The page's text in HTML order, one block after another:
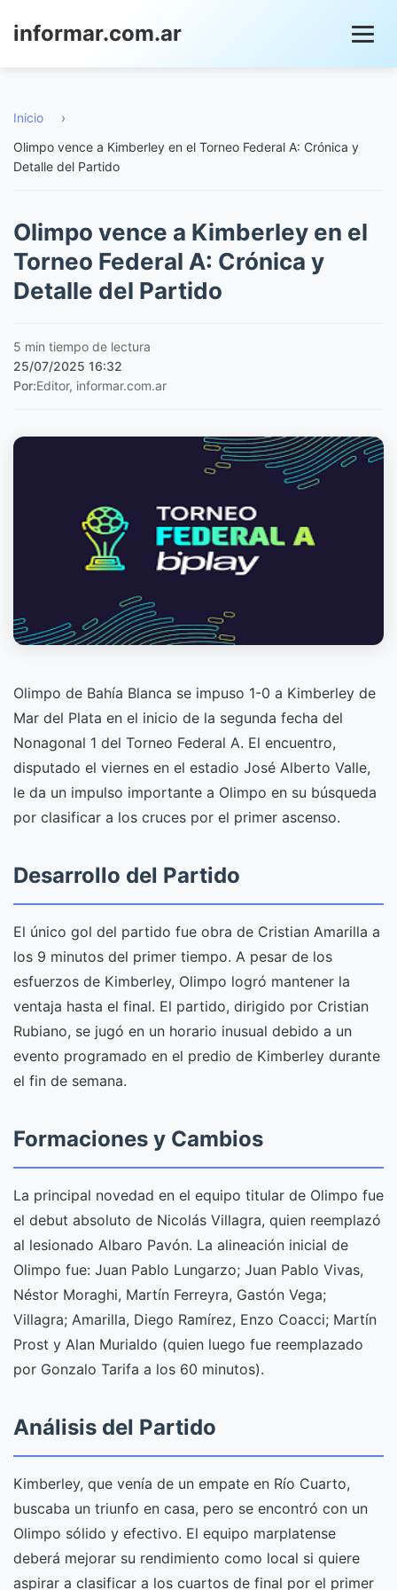
informar.com.ar
Inicio
›
Olimpo vence a Kimberley en el Torneo Federal A: Crónica y
Detalle del Partido
Olimpo vence a Kimberley en el
Torneo Federal A: Crónica y
Detalle del Partido
5 min tiempo de lectura
25/07/2025 16:32
Por:Editor, informar.com.ar
Olimpo de Bahía Blanca se impuso 1-0 a Kimberley de
Mar del Plata en el inicio de la segunda fecha del
Nonagonal 1 del Torneo Federal A. El encuentro,
disputado el viernes en el estadio José Alberto Valle,
le da un impulso importante a Olimpo en su búsqueda
por clasificar a los cruces por el primer ascenso.
Desarrollo del Partido
El único gol del partido fue obra de Cristian Amarilla a
los 9 minutos del primer tiempo. A pesar de los
esfuerzos de Kimberley, Olimpo logró mantener la
ventaja hasta el final. El partido, dirigido por Cristian
Rubiano, se jugó en un horario inusual debido a un
evento programado en el predio de Kimberley durante
el fin de semana.
Formaciones y Cambios
La principal novedad en el equipo titular de Olimpo fue
el debut absoluto de Nicolás Villagra, quien reemplazó
al lesionado Albaro Pavón. La alineación inicial de
Olimpo fue: Juan Pablo Lungarzo; Juan Pablo Vivas,
Néstor Moraghi, Martín Ferreyra, Gastón Vega;
Villagra; Amarilla, Diego Ramírez, Enzo Coacci; Martín
Prost y Alan Murialdo (quien luego fue reemplazado
por Gonzalo Tarifa a los 60 minutos).
Análisis del Partido
Kimberley, que venía de un empate en Río Cuarto,
buscaba un triunfo en casa, pero se encontró con un
Olimpo sólido y efectivo. El equipo marplatense
deberá mejorar su rendimiento como local si quiere
aspirar a clasificar a los cuartos de final por el primer